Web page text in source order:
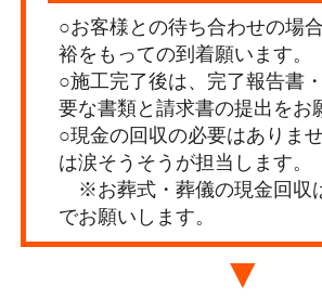
○お客様との待ち合わせの場
裕をもっての到着願います。
○施工完了後は、完了報告書
要な書類と請求書の提出をお
○現金の回収の必要はありま
は涙そうそうが担当します。
※お葬式・葬儀の現金回収
でお願いします。
▼